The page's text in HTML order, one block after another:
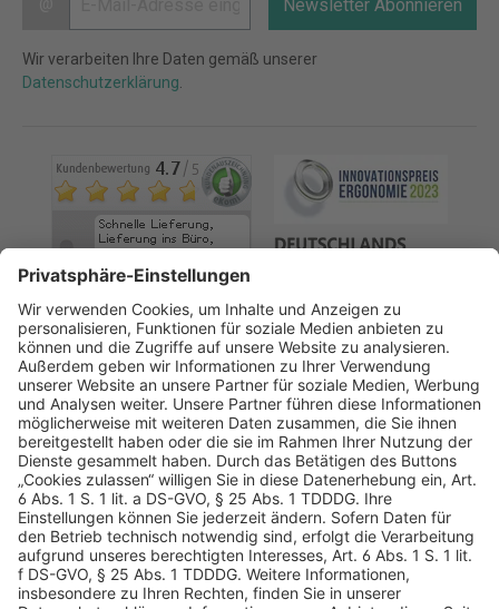
Newsletter Abonnieren
Wir verarbeiten Ihre Daten gemäß unserer
Datenschutzerklärung
AGB Datenschutz
Impressum
Sicherheitshinweis
Compliance